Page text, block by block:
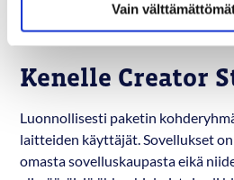
Vain
mahdollisuus tutustua paketin
kertaostoja.
Kenelle Creator
Luonnollisesti paketin
laitteiden käyttäjät. Sovellukset
omasta sovelluskaupasta eikä